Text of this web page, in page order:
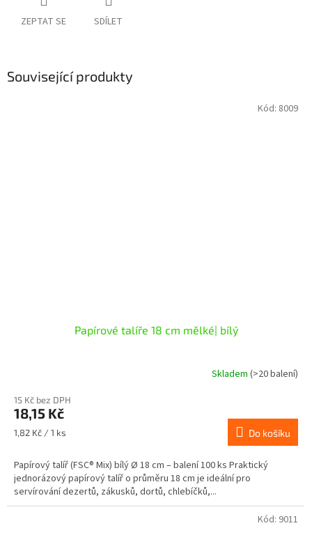
ZEPTAT SE SDÍLET
Související produkty
Papírové talíře 18 cm mělké| bílý
Skladem (>20 balení)
15 Kč bez DPH
18,15 Kč
Měrná
1,82 Kč / 1 ks Do košíku
Papírový talíř (FSC® Mix) bílý Ø 18 cm – balení 100 ks Praktický
jednorázový papírový talíř o průměru 18 cm je ideální pro
servírování dezertů, zákusků, dortů, chlebíčků,...
Kód: 8009
Kód: 9011